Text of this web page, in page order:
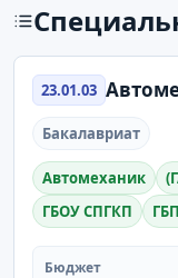
23.01.03
Бакалавриат
Автомеханик
ГБОУ СПГКП
Бюджет